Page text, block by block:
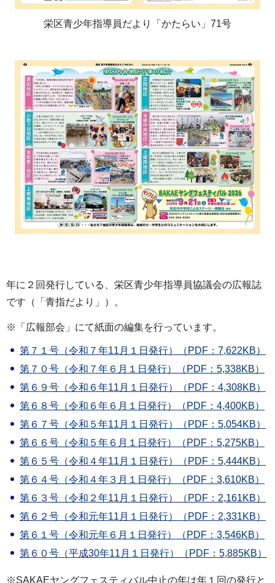
栄区青少年指導員だより「かたらい」71号
年に２回発行している、栄区青少年指導員協議会の広報誌
です（「青指だより」）。
※「広報部会」にて紙面の編集を行っています。
第７１号（令和７年11月１日発行）（PDF：7,622KB）
第７０号（令和７年６月１日発行）（PDF：5,338KB）
第６９号（令和６年11月１日発行）（PDF：4,308KB）
第６８号（令和６年６月１日発行）（PDF：4,400KB）
第６７号（令和５年11月１日発行）（PDF：5,054KB）
第６６号（令和５年６月１日発行）（PDF：5,275KB）
第６５号（令和４年11月１日発行）（PDF：5,444KB）
第６４号（令和４年３月１日発行）（PDF：3,610KB）
第６３号（令和２年11月１日発行）（PDF：2,161KB）
第６２号（令和元年11月１日発行）（PDF：2,331KB）
第６１号（令和元年６月１日発行）（PDF：3,546KB）
第６０号（平成30年11月１日発行）（PDF：5,885KB）
※SAKAEヤングフェスティバル中止の年は年１回の発行と